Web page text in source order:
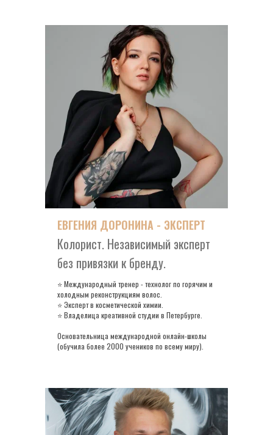
ЕВГЕНИЯ ДОРОНИНА - ЭКСПЕРТ
Колорист. Независимый эксперт
без привязки к бренду.
⭐ Международный тренер - технолог по горячим и
холодным реконструкциям волос.
⭐ Эксперт в косметической химии.
⭐ Владелица креативной студии в Петербурге.
Основательница международной онлайн-школы
(обучила более 2000 учеников по всему миру).